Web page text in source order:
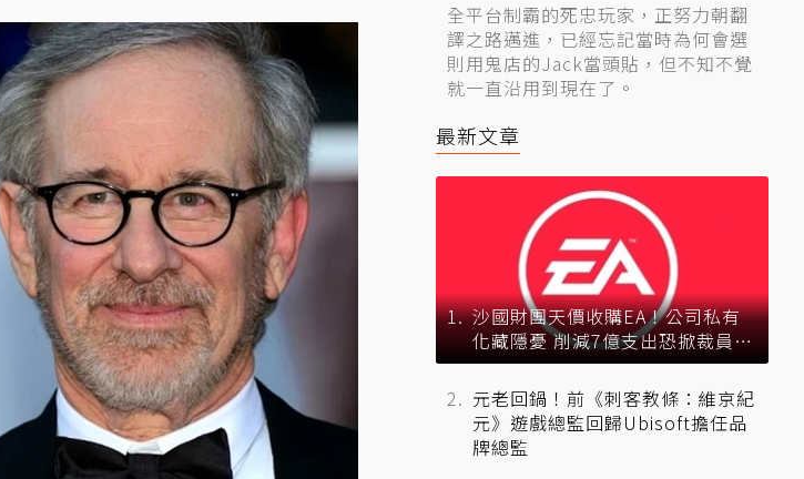
全平台制霸的死忠玩家，正努力朝翻
譯之路邁進，已經忘記當時為何會選
則用鬼店的Jack當頭貼，但不知不覺
就一直沿用到現在了。
最新文章
沙國財團天價收購EA！公司私有
化藏隱憂 削減7億支出恐掀裁員風
暴？
元老回鍋！前《刺客教條：維京紀
元》遊戲總監回歸Ubisoft擔任品
牌總監